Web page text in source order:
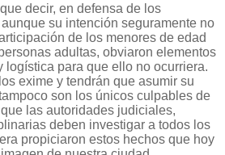
decir, en defensa de los
su intención seguramente no
de los menores de edad
adultas, obviaron elementos
logística para que ello no ocurriera.
exime y tendrán que asumir su
son los únicos culpables de
las autoridades judiciales,
deben investigar a todos los
propiciaron estos hechos que hoy